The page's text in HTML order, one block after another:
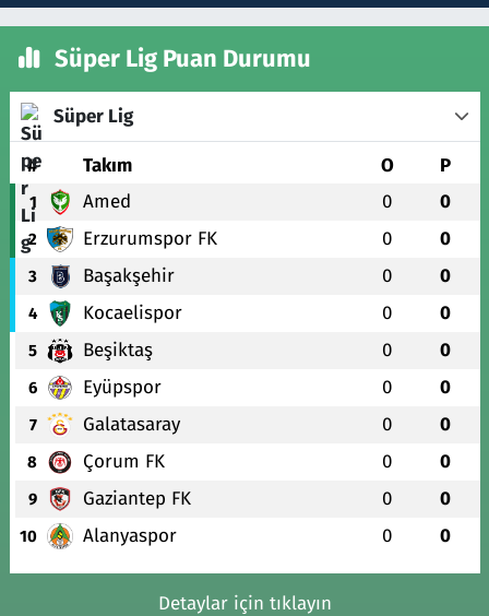
Süper Lig Puan Durumu
Süper Lig
# Takım O P
1 Amed 0 0
2 Erzurumspor FK 0 0
3 Başakşehir 0 0
4 Kocaelispor 0 0
5 Beşiktaş 0 0
6 Eyüpspor 0 0
7 Galatasaray 0 0
8 Çorum FK 0 0
9 Gaziantep FK 0 0
10 Alanyaspor 0 0
Detaylar için tıklayın